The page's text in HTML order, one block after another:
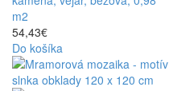
m2
54,43€
Do košíka